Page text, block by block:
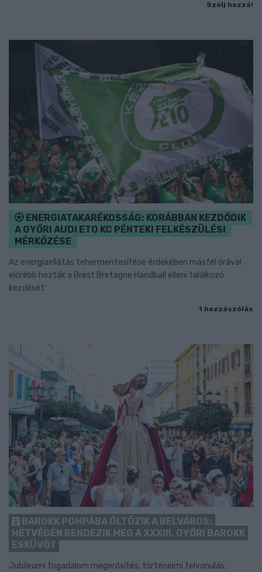
Szólj hozzá!
ENERGIATAKARÉKOSSÁG: KORÁBBAN KEZDŐDIK
A GYŐRI AUDI ETO KC PÉNTEKI FELKÉSZÜLÉSI
MÉRKŐZÉSE
Az energiaellátás tehermentesítése érdekében másfél órával
előrébb hozták a Brest Bretagne Handball elleni találkozó
kezdését.
1 hozzászólás
BAROKK POMPÁBA ÖLTÖZIK A BELVÁROS:
HÉTVÉGÉN RENDEZIK MEG A XXXIII. GYŐRI BAROKK
ESKÜVŐT
Jubileumi fogadalom megerősítés, történelmi felvonulás,